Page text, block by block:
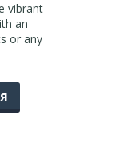
vibrant
an
or any